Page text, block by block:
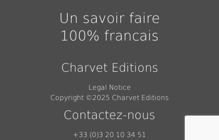
Un savoir faire
100% francais
Charvet Editions
Legal Notice
Copyright ©2025 Charvet Editions
Contactez-nous
+33 (0)3 20 10 34 51